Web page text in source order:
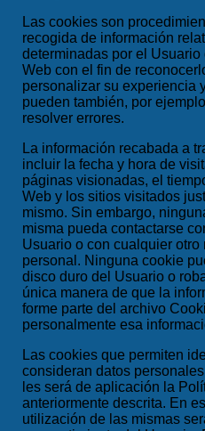
Las cookies son
recogida de información
determinadas por el
Web con el fin de
personalizar su experiencia
pueden también, por
resolver errores.
La información recabada a
incluir la fecha y hora de
páginas visionadas, el
Web y los sitios visitados
mismo. Sin embargo,
misma pueda contactarse
Usuario o con cualquier otro
personal. Ninguna cookie
disco duro del Usuario o
única manera de que la
forme parte del archivo
personalmente esa
Las cookies que permiten
consideran datos
les será de aplicación la
anteriormente descrita. En
utilización de las mismas